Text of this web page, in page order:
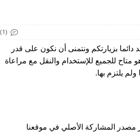
(1)
بزيارتكم ونتمنى أن نكون على قدر
للجميع للإستخدام والنقل مع مراعاة
يلتزم بها.
مصدر المشاركة الأصلي في موقعنا